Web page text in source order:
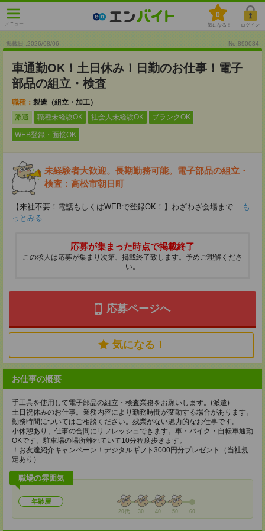
メニュー
0
気になる！ ログイン
掲載日 :2026/08/06 No.890084
車通勤OK！土日休み！日勤のお仕事！電子
部品の組立・検査
職種： 製造（組立・加工）
派遣
職種未経験OK 社会人未経験OK ブランクOK
WEB登録・面接OK
未経験者大歓迎。長期勤務可能。電子部品の組立・
検査：高松市朝日町
【来社不要！電話もしくはWEBで登録OK！】わざわざ会場まで ...も
っとみる
応募が集まった時点で掲載終了
この求人は応募が集まり次第、掲載終了致します。予めご理解くださ
い。
応募ページへ
気になる！
お仕事の概要
手工具を使用して電子部品の組立・検査業務をお願いします。(派遣)
土日祝休みのお仕事。業務内容により勤務時間が変動する場合があります。
勤務時間についてはご相談ください。残業がない魅力的なお仕事です。
小休憩あり、仕事の合間にリフレッシュできます。車・バイク・自転車通勤
OKです。駐車場の場所離れていて10分程度歩きます。
！お友達紹介キャンペーン！デジタルギフト3000円分プレゼント（当社規
定あり）
職場の雰囲気
年齢層
20代 30 40 50 60